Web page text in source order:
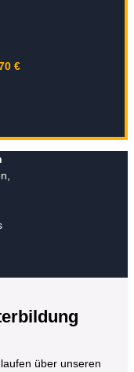
€
über unseren